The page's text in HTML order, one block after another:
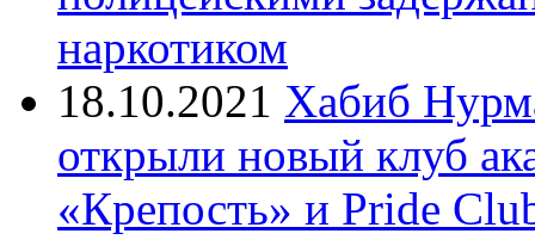
наркотиком
18.10.2021 Хабиб
открыли новый клуб
«Крепость» и Pride